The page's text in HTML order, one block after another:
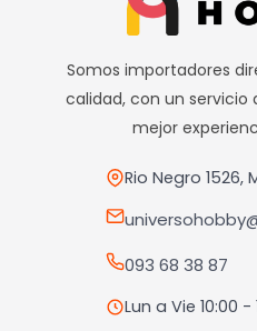
Somos importadores
calidad, con un servicio
mejor
Rio Negro 1526,
093 68 38 87
Lun a Vie 10:00 -